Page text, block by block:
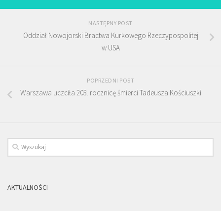
NASTĘPNY POST
Oddział Nowojorski Bractwa Kurkowego Rzeczypospolitej
w USA
POPRZEDNI POST
Warszawa uczciła 203. rocznicę śmierci Tadeusza Kościuszki
AKTUALNOŚCI